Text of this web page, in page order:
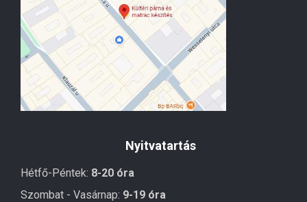
Nyitvatartás
Hétfő-Péntek: 8-20 óra
Szombat - Vasárnap: 9-19 óra